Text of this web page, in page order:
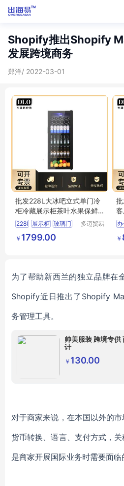
Shopify推出Shopify
发展跨境商务
郑洋/ 2022-03-01
批发228L大冰吧立式单门冷
柜冷藏展示柜茶叶水果保鲜
玻璃门陈列柜
228l 展示柜 玻璃门
陈列柜
多迈贸易
￥ 1799.00 ￥
为了帮助新西兰的独立品牌在
Shopify近日推出了 Shopify
务管理工具。
帅美服装 跨境专供
计
￥ 130.00
对于商家来说，在本国以外的市
货币转换、语言、支付方式 ，
是商家开展国际业务时需要面临